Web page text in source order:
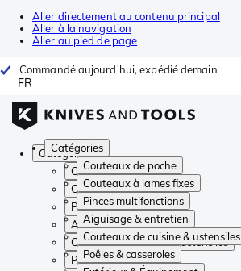
Aller directement au contenu principal
Aller à la navigation
Aller au pied de page
Commandé aujourd'hui, expédié demain
FR
Catégories
Couteaux de poche
Couteaux à lames fixes
Pinces multifonctions
Aiguisage & entretien
Couteaux de cuisine & ustensiles
Poêles & casseroles
Catégories
Couteaux de poche
Couteaux à lames fixes
Pinces multifonctions
Aiguisage & entretien
Couteaux de cuisine & ustensiles
Poêles & casseroles